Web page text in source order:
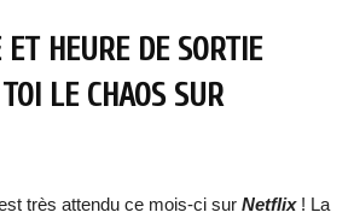
HEURE DE SORTIE
LE CHAOS SUR
très attendu ce mois-ci sur Netflix! La